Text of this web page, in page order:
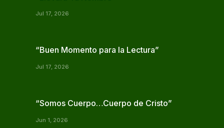
Jul 17, 2026
“Buen Momento para la Lectura”
Jul 17, 2026
“Somos Cuerpo…Cuerpo de Cristo”
Jun 1, 2026